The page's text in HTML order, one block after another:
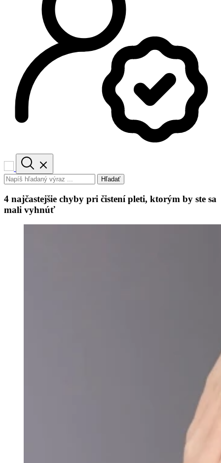
Hľadať
4 najčastejšie chyby pri čistení pleti, ktorým by ste sa
mali vyhnúť